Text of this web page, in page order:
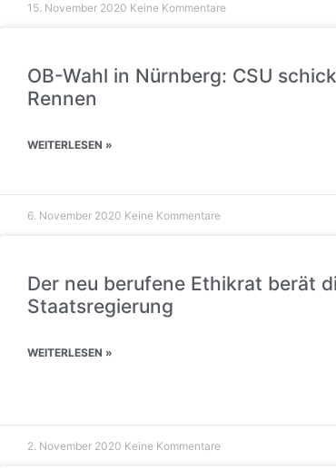
15. November 2020 Keine Kommentare
OB-Wahl in Nürnberg: CSU
Rennen
WEITERLESEN »
6. November 2020 Keine Kommentare
Der neu berufene Ethikrat berät
Staatsregierung
WEITERLESEN »
2. November 2020 Keine Kommentare